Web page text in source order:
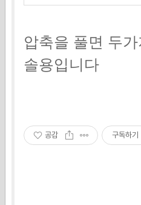
압축을 풀면 두
솔용입니다
공감 구독하기